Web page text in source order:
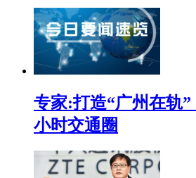
专家:打造“广州在轨
小时交通圈